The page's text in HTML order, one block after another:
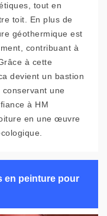
tout en
toit. En plus de
géothermique est
contribuant à
à cette
devient un bastion
une
à HM
en une œuvre
en peinture pour